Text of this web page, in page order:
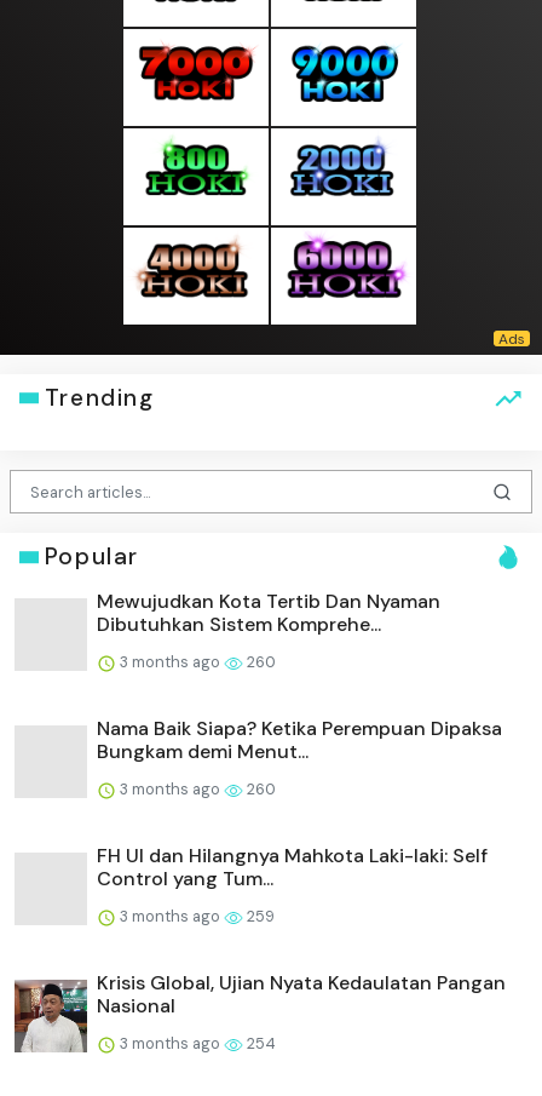
Trending
Popular
Mewujudkan Kota Tertib Dan Nyaman
Dibutuhkan Sistem Komprehe...
3 months ago 260
Nama Baik Siapa? Ketika Perempuan Dipaksa
Bungkam demi Menut...
3 months ago 260
FH UI dan Hilangnya Mahkota Laki-laki: Self
Control yang Tum...
3 months ago 259
Krisis Global, Ujian Nyata Kedaulatan Pangan
Nasional
3 months ago 254